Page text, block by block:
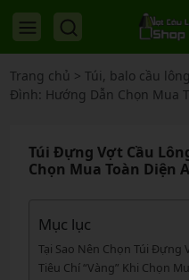
Trang chủ > Túi, balo cầu lông
Đình: Hướng Dẫn Chọn Mua
Túi Đựng Vợt Cầu
Chọn Mua Toàn Diện
Mục lục
Tại Sao Nên Chọn Túi Đựng
Tiêu Chí “Vàng” Khi Chọn